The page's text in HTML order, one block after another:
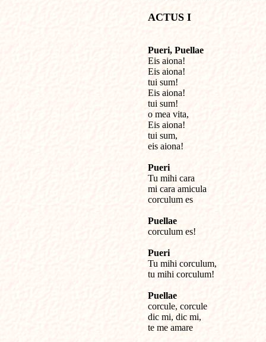
ACTUS I
Pueri, Puellae
Eis aiona!
Eis aiona!
tui sum!
Eis aiona!
tui sum!
o mea vita,
Eis aiona!
tui sum,
eis aiona!
Pueri
Tu mihi cara
mi cara amicula
corculum es
Puellae
corculum es!
Pueri
Tu mihi corculum,
tu mihi corculum!
Puellae
corcule, corcule
dic mi, dic mi,
te me amare